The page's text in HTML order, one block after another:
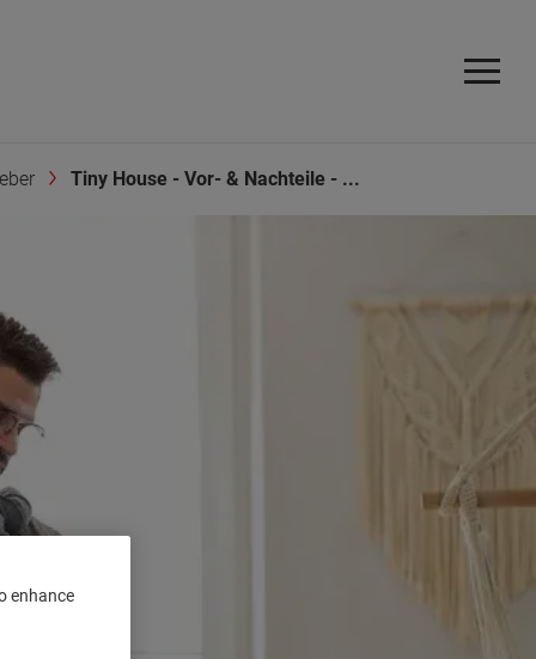
Tiny House - Vor- & Nachteile - ...
enhance